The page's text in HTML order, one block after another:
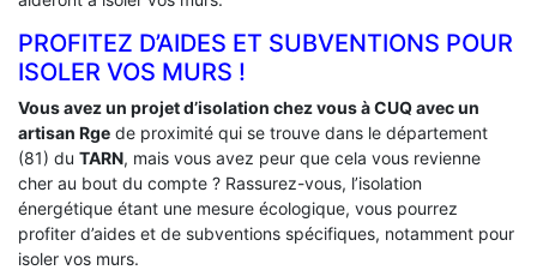
PROFITEZ D’AIDES ET SUBVENTIONS POUR
ISOLER VOS MURS !
Vous avez un projet d’isolation chez vous à CUQ avec un
artisan Rge de proximité qui se trouve dans le département
(81) du TARN, mais vous avez peur que cela vous revienne
cher au bout du compte ? Rassurez-vous, l’isolation
énergétique étant une mesure écologique, vous pourrez
profiter d’aides et de subventions spécifiques, notamment pour
isoler vos murs.